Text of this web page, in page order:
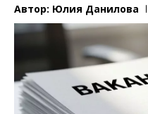
Автор: Юлия Данилова